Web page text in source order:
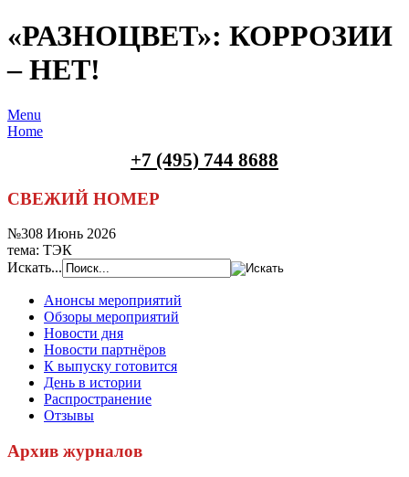
«РАЗНОЦВЕТ»: КОРРОЗИИ
– НЕТ!
Menu
Home
+7 (495) 744 8688
СВЕЖИЙ НОМЕР
№308 Июнь 2026
тема: ТЭК
Искать...
Анонсы мероприятий
Обзоры мероприятий
Новости дня
Новости партнёров
К выпуску готовится
День в истории
Распространение
Отзывы
Архив журналов